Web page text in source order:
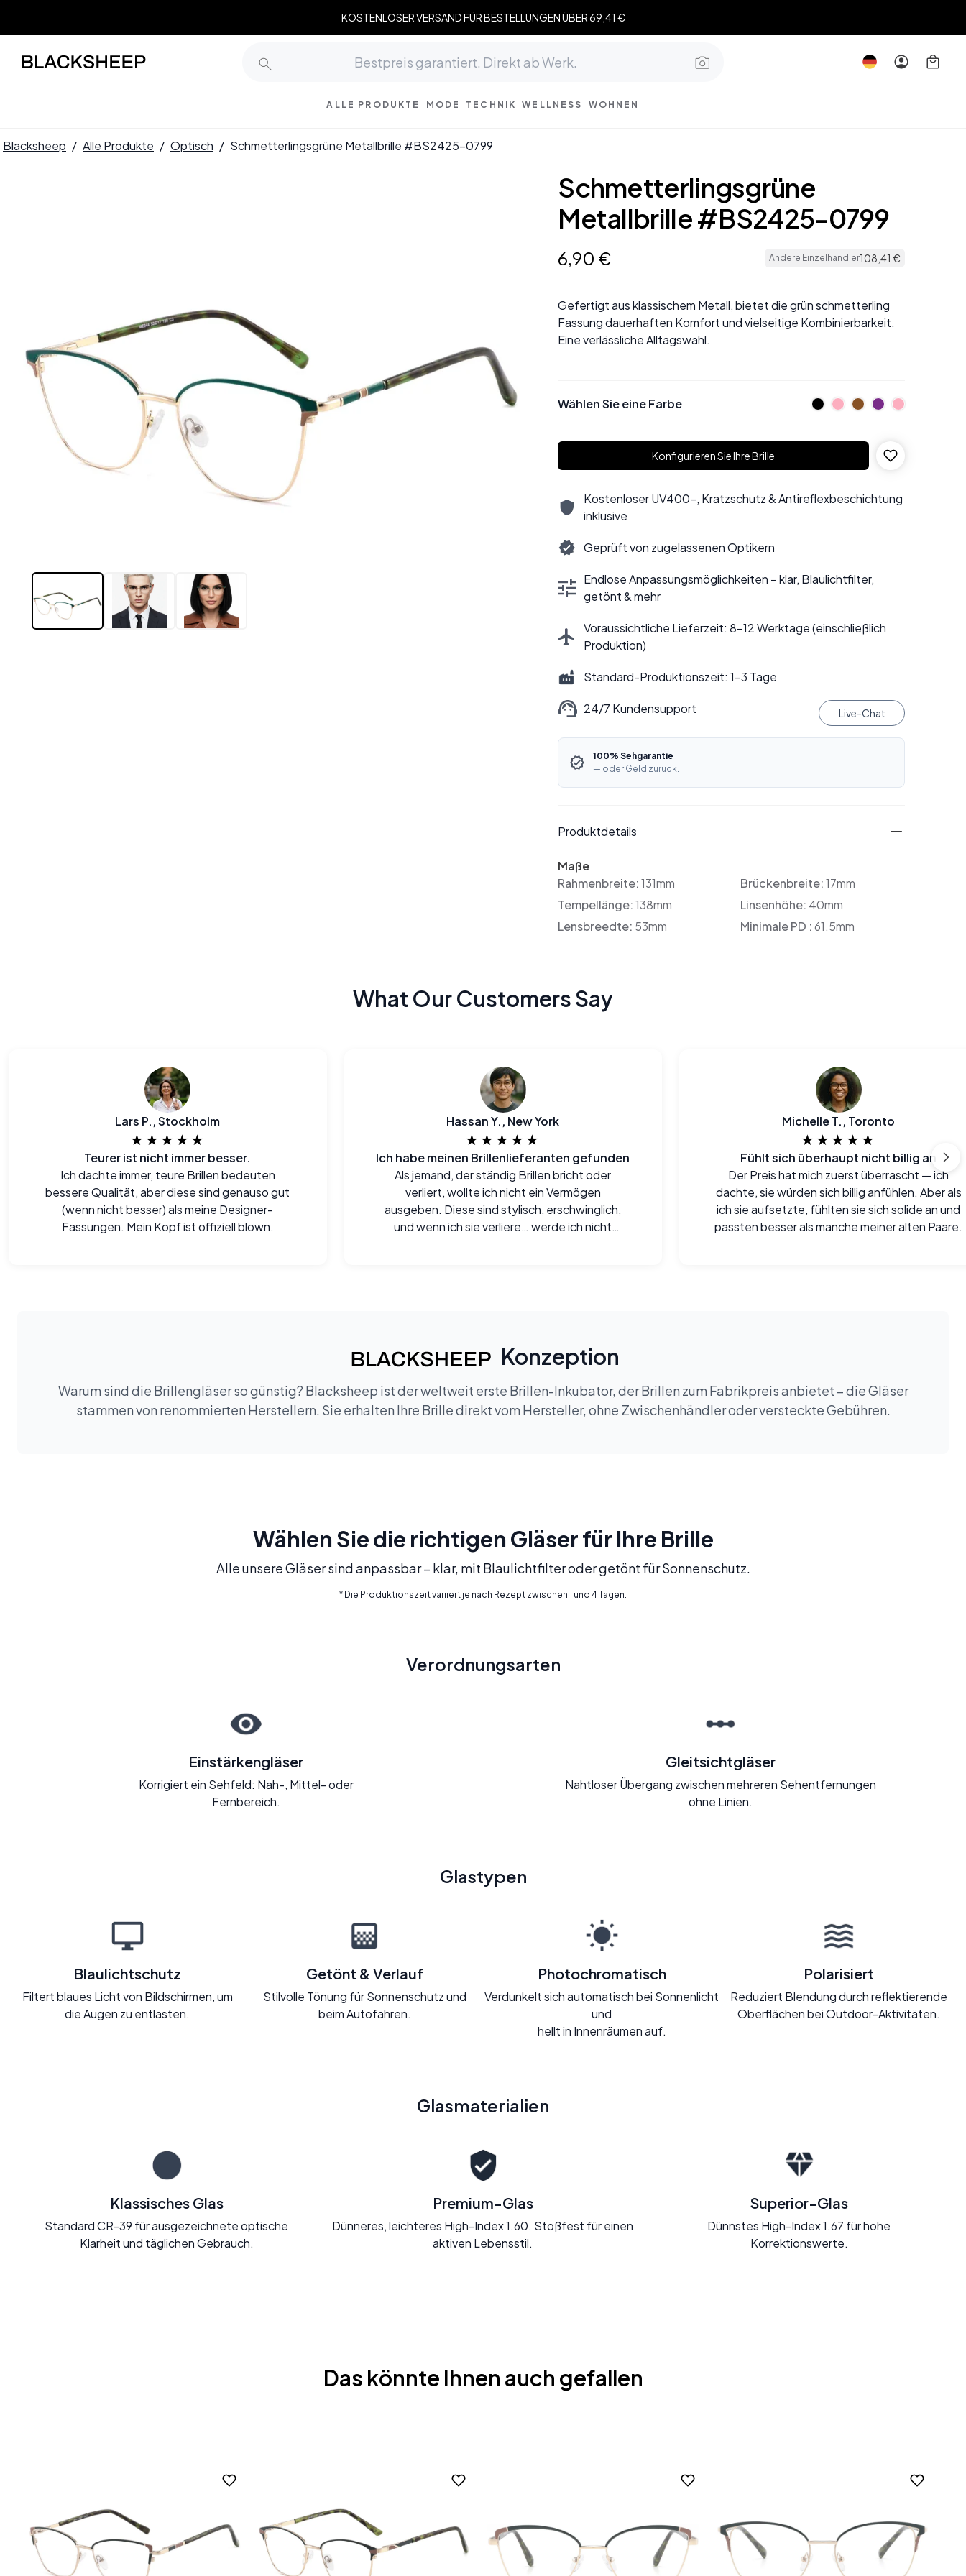
KOSTENLOSER VERSAND FÜR BESTELLUNGEN ÜBER 69,41 €
ALLE PRODUKTE MODE TECHNIK WELLNESS WOHNEN
Blacksheep / Alle Produkte / Optisch / Schmetterlingsgrüne Metallbrille #BS2425-0799
Schmetterlingsgrüne
Metallbrille #BS2425-0799
6,90 € Andere Einzelhändler108,41€
Gefertigt aus klassischem Metall, bietet die grün schmetterling
Fassung dauerhaften Komfort und vielseitige Kombinierbarkeit.
Eine verlässliche Alltagswahl.
Wählen Sie eine Farbe
Konfigurieren Sie Ihre Brille
Kostenloser UV400-, Kratzschutz & Antireflexbeschichtung
inklusive
Geprüft von zugelassenen Optikern
Endlose Anpassungsmöglichkeiten – klar, Blaulichtfilter,
getönt & mehr
Voraussichtliche Lieferzeit: 8–12 Werktage (einschließlich
Produktion)
Standard-Produktionszeit: 1–3 Tage
24/7 Kundensupport Live-Chat
100% Sehgarantie
— oder Geld zurück.
Produktdetails
Maße
Rahmenbreite:131mm Brückenbreite:17mm
Tempellänge:138mm Linsenhöhe: 40mm
Lensbreedte: 53mm Minimale PD :61.5mm
What Our Customers Say
Lars P., Stockholm
★★★★★
Teurer ist nicht immer besser.
Ich dachte immer, teure Brillen bedeuten
bessere Qualität, aber diese sind genauso gut
(wenn nicht besser) als meine Designer-
Fassungen. Mein Kopf ist offiziell blown.
Hassan Y., New York
★★★★★
Ich habe meinen Brillenlieferanten gefunden
Als jemand, der ständig Brillen bricht oder
verliert, wollte ich nicht ein Vermögen
ausgeben. Diese sind stylisch, erschwinglich,
und wenn ich sie verliere… werde ich nicht
Michelle T., Toronto
★★★★★
Fühlt sich überhaupt nicht billig an
Der Preis hat mich zuerst überrascht — ich
dachte, sie würden sich billig anfühlen. Aber als
ich sie aufsetzte, fühlten sie sich solide an und
passten besser als manche meiner alten Paare.
Konzeption
Warum sind die Brillengläser so günstig? Blacksheep ist der weltweit erste Brillen-Inkubator, der Brillen zum Fabrikpreis anbietet – die Gläser
stammen von renommierten Herstellern. Sie erhalten Ihre Brille direkt vom Hersteller, ohne Zwischenhändler oder versteckte Gebühren.
Wählen Sie die richtigen Gläser für Ihre Brille
Alle unsere Gläser sind anpassbar – klar, mit Blaulichtfilter oder getönt für Sonnenschutz.
* Die Produktionszeit variiert je nach Rezept zwischen 1 und 4 Tagen.
Verordnungsarten
Einstärkengläser
Korrigiert ein Sehfeld: Nah-, Mittel- oder
Fernbereich.
Gleitsichtgläser
Nahtloser Übergang zwischen mehreren Sehentfernungen
ohne Linien.
Glastypen
Blaulichtschutz
Filtert blaues Licht von Bildschirmen, um
die Augen zu entlasten.
Getönt & Verlauf
Stilvolle Tönung für Sonnenschutz und
beim Autofahren.
Photochromatisch
Verdunkelt sich automatisch bei Sonnenlicht
und
hellt in Innenräumen auf.
Polarisiert
Reduziert Blendung durch reflektierende
Oberflächen bei Outdoor-Aktivitäten.
Glasmaterialien
Klassisches Glas
Standard CR-39 für ausgezeichnete optische
Klarheit und täglichen Gebrauch.
Premium-Glas
Dünneres, leichteres High-Index 1.60. Stoßfest für einen
aktiven Lebensstil.
Superior-Glas
Dünnstes High-Index 1.67 für hohe
Korrektionswerte.
Das könnte Ihnen auch gefallen